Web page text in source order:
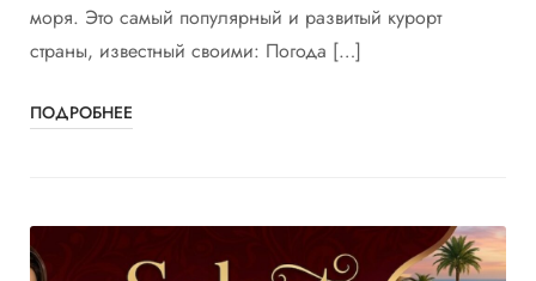
моря. Это самый популярный и развитый курорт
страны, известный своими: Погода […]
ПОДРОБНЕЕ